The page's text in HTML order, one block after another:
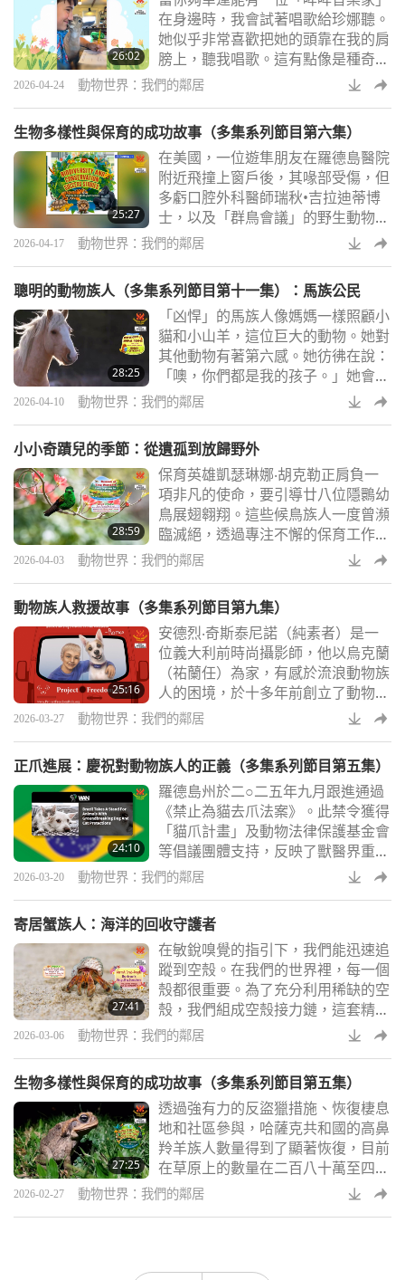
26:02
在身邊時，我會試著唱歌給珍娜聽。
她似乎非常喜歡把她的頭靠在我的肩
膀上，聽我唱歌。這有點像是種奇妙
的方式，讓我能把我熱愛的音樂演奏
我所做的事情中，因為她似乎是個搖
滾樂迷。
2026-04-24 動物世界：我們的鄰居
生物多樣性與保育的成功故事（多集系列節目第六集）
25:27
在美國，一位遊隼朋友在羅德島醫院
附近飛撞上窗戶後，其喙部受傷，但
多虧口腔外科醫師瑞秋•吉拉迪蒂博
士，以及「群鳥會議」的野生動物復
健師希達•索萊馬尼，這位遊隼的喙
2026-04-17 動物世界：我們的鄰居
聰明的動物族人（多集系列節目第十一集）：馬族公民
28:25
「凶悍」的馬族人像媽媽一樣照顧小
貓和小山羊，這位巨大的動物。她對
其他動物有著第六感。她彷彿在說：
「噢，你們都是我的孩子。」她會撫
摸他們的毛髮，並確保每個人都夠暖
女兒，琪琪。舒魯克總是非常小心地
跟在琪琪身後。
2026-04-10 動物世界：我們的鄰居
小小奇蹟兒的季節：從遺孤到放歸野外
28:59
保育英雄凱瑟琳娜‧胡克勒正肩負一
項非凡的使命，要引導廿八位隱䴉幼
鳥展翅翱翔。這些候鳥族人一度曾瀕
臨滅絕，透過專注不懈的保育工作得
以重現其生機，但他們必須向其父母
琳娜如何協助他們完成史詩般的首飛
旅程。
2026-04-03 動物世界：我們的鄰居
動物族人救援故事（多集系列節目第九集）
25:16
安德烈‧奇斯泰尼諾（純素者）是一
位義大利前時尚攝影師，他以烏克蘭
（祐蘭任）為家，有感於流浪動物族
人的困境，於十多年前創立了動物族
人庇護所。如今，他照顧著五百多位
族人。
2026-03-27 動物世界：我們的鄰居
正爪進展：慶祝對動物族人的正義（多集系列節目第五集）
24:10
羅德島州於二○二五年九月跟進通過
《禁止為貓去爪法案》。此禁令獲得
「貓爪計畫」及動物法律保護基金會
等倡議團體支持，反映了獸醫界重大
轉變，現今七成獸醫師反對去爪手
2026-03-20 動物世界：我們的鄰居
寄居蟹族人：海洋的回收守護者
27:41
在敏銳嗅覺的指引下，我們能迅速追
蹤到空殼。在我們的世界裡，每一個
殼都很重要。為了充分利用稀缺的空
殼，我們組成空殼接力鏈，這套精妙
的群體接力機制既能循環利用空殼，
2026-03-06 動物世界：我們的鄰居
生物多樣性與保育的成功故事（多集系列節目第五集）
27:25
透過強有力的反盜獵措施、恢復棲息
地和社區參與，哈薩克共和國的高鼻
羚羊族人數量得到了顯著恢復，目前
在草原上的數量在二百八十萬至四百
一十萬之間。
2026-02-27 動物世界：我們的鄰居